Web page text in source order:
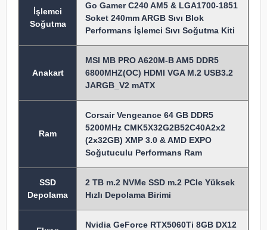
İşlemci
Soğutma
Go Gamer C240 AM5 & LGA1700-1851
Soket 240mm ARGB Sıvı Blok
Performans İşlemci Sıvı Soğutma Kiti
Anakart
MSI MB PRO A620M-B AM5 DDR5
6800MHZ(OC) HDMI VGA M.2 USB3.2
JARGB_V2 mATX
Ram
Corsair Vengeance 64 GB DDR5
5200MHz CMK5X32G2B52C40A2x2
(2x32GB) XMP 3.0 & AMD EXPO
Soğutuculu Performans Ram
SSD
Depolama
2 TB m.2 NVMe SSD m.2 PCIe Yüksek
Hızlı Depolama Birimi
Nvidia GeForce RTX5060Ti 8GB DX12